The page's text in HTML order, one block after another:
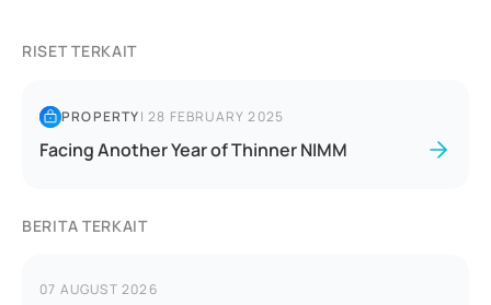
RISET TERKAIT
PROPERTY|28 FEBRUARY 2025
Facing Another Year of Thinner NIMM
BERITA TERKAIT
07 AUGUST 2026